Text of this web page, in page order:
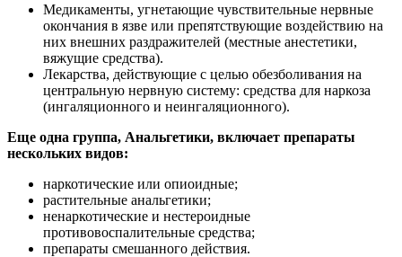
Медикаменты, угнетающие чувствительные нервные
окончания в язве или препятствующие воздействию на
них внешних раздражителей (местные анестетики,
вяжущие средства).
Лекарства, действующие с целью обезболивания на
центральную нервную систему: средства для наркоза
(ингаляционного и неингаляционного).
Еще одна группа, Анальгетики, включает препараты
нескольких видов:
наркотические или опиоидные;
растительные анальгетики;
ненаркотические и нестероидные
противовоспалительные средства;
препараты смешанного действия.